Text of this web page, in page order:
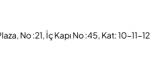
No :21, İç Kapı No :45, Kat: 10-11-12